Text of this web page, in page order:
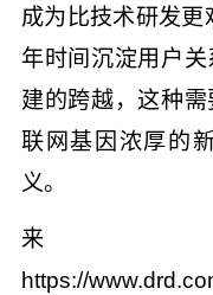
成为比技术研发
年时间沉淀用户
建的跨越，这种
联网基因浓厚的
义。
来
https://